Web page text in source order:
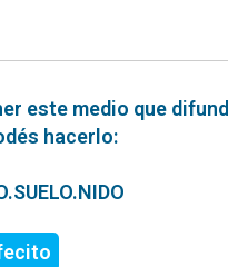
este medio que
hacerlo: